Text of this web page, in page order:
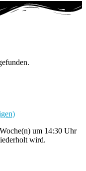
um 14:30 Uhr
wird.